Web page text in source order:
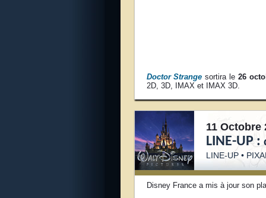
Doctor Strange sortira le 26
2D, 3D, IMAX et IMAX 3D.
11 Octobre
LINE-UP :
LINE-UP•
Disney France a mis à jour son